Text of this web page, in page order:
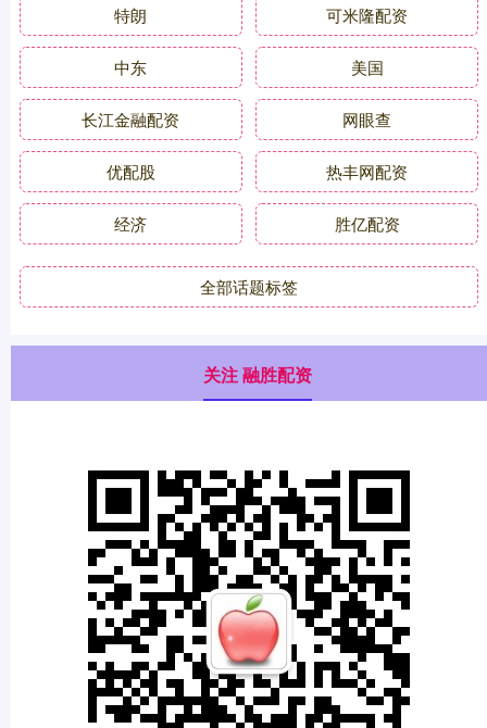
特朗 可米隆配资
中东 美国
长江金融配资 网眼查
优配股 热丰网配资
经济 胜亿配资
全部话题标签
关注 融胜配资